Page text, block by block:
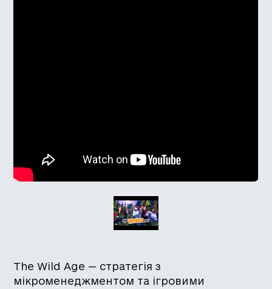
The Wild Age — стратегія з
мікроменеджментом та ігровими